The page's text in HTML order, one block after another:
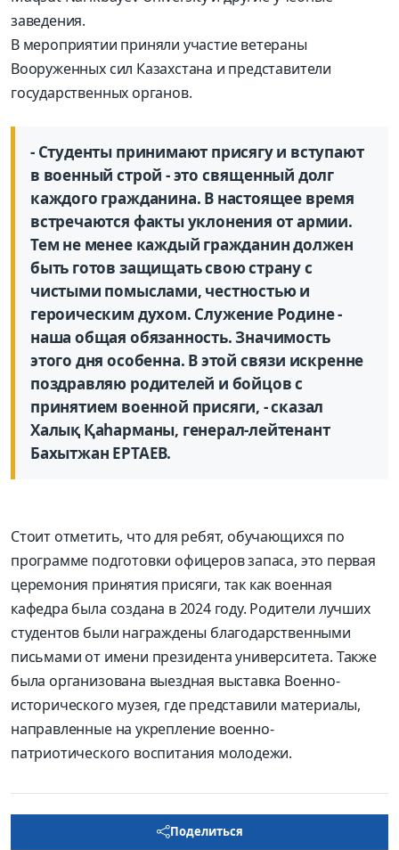
заведения.
В мероприятии приняли учас­тие ветераны
Вооруженных сил Казахстана и представители
государственных органов.
- Студенты принимают присягу и вступают
в военный строй - это священный долг
каждого гражданина. В настоя­щее время
встречаются факты уклонения от армии.
Тем не менее каждый гражданин должен
быть готов защищать свою страну с
чистыми помыслами, честностью и
героическим духом. Служение Родине -
наша общая обязанность. Значимость
этого дня особенна. В этой связи искренне
поздравляю родителей и бойцов с
принятием военной присяги, - сказал
Халық Қаһарманы, генерал-лейтенант
Бахытжан ЕРТАЕВ.
Стоит отметить, что для ребят, обучающихся по
программе подготовки офицеров запаса, это первая
церемония принятия присяги, так как военная
кафедра была создана в 2024 году. Родители лучших
студентов были награждены благодарственными
письмами от имени президента университета. Также
была организована выездная выставка Военно-
исторического музея, где представили материалы,
направленные на укрепление военно-
патриотического воспитания молодежи.
Поделиться